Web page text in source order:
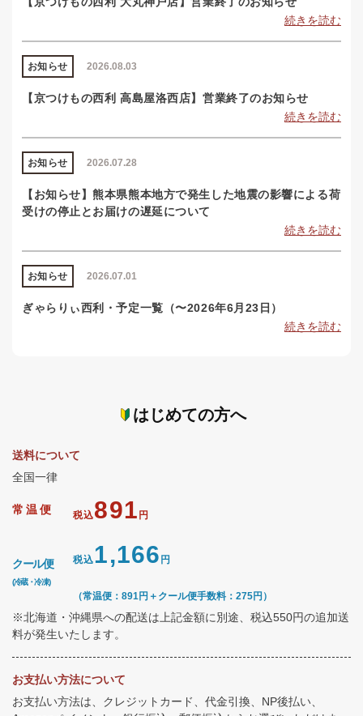
続きを読む
2026.08.03
お知らせ
【京つけもの西利 高島屋洛西店】営業終了のお知らせ
続きを読む
2026.07.28
お知らせ
【お知らせ】熊本県熊本地方で発生した地震の影響による荷
受けの停止とお届けの遅延について
続きを読む
2026.07.01
お知らせ
ぎゃらりぃ西利・予定一覧（〜2026年6月23日）
続きを読む
はじめての方へ
送料について
全国一律
常温便 税込891 円
クール便
(冷蔵・冷凍)
税込1,166 円
（常温便：891円＋クール便手数料：275円）
※北海道・沖縄県への配送は上記金額に別途、税込550円の追加送
料が発生いたします。
お支払い方法について
お支払い方法は、クレジットカード、代金引換、NP後払い、